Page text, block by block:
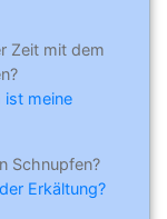
Zeit mit dem
ist meine
Schnupfen?
Erkältung?